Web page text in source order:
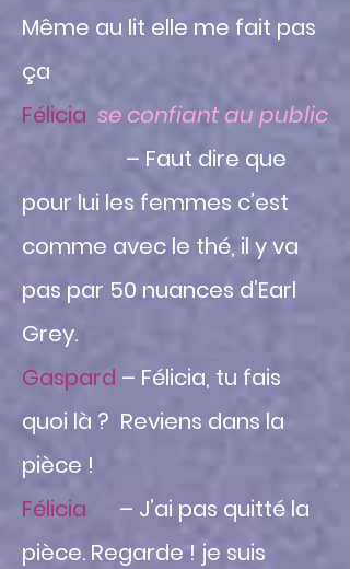
Même au lit elle me fait pas
ça
Félicia se confiant au public
– Faut dire que
pour lui les femmes c’est
comme avec le thé, il y va
pas par 50 nuances d’Earl
Grey.
Gaspard – Félicia, tu fais
quoi là ? Reviens dans la
pièce !
Félicia
– J’ai pas quitté la
pièce. Regarde ! je suis